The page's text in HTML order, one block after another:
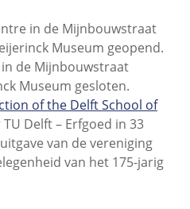
in de Mijnbouwstraat
Museum geopend.
de Mijnbouwstraat
Museum gesloten.
of the Delft School of
Delft – Erfgoed in 33
van de vereniging
van het 175-jarig